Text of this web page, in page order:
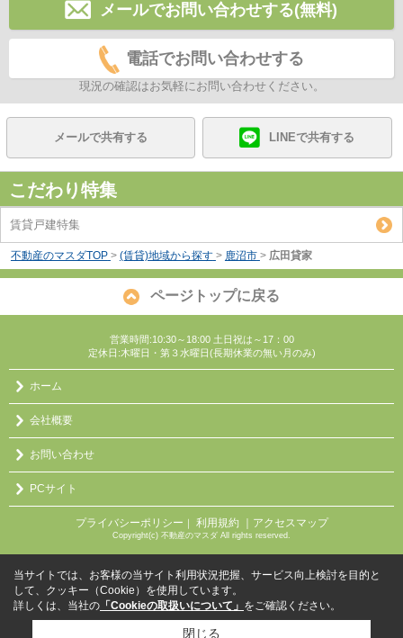
メールでお問い合わせする(無料)
電話でお問い合わせする
現況の確認はお気軽にお問い合わせください。
メールで共有する LINEで共有する
こだわり特集
賃貸戸建特集
不動産のマスダTOP > (賃貸)地域から探す > 鹿沼市 > 広田貸家
ページトップに戻る
営業時間:10:30～18:00 土日祝は～17：00
定休日:木曜日・第３水曜日(長期休業の無い月のみ)
ホーム
会社概要
お問い合わせ
PCサイト
プライバシーポリシー 利用規約 ｜アクセスマップ
Copyright(c) 不動産のマスダ All rights reserved.
当サイトでは、お客様の当サイト利用状況把握、サービス向上検討を目的と
して、クッキー（Cookie）を使用しています。
詳しくは、当社の 「Cookieの取扱いについて」 をご確認ください。
閉じる